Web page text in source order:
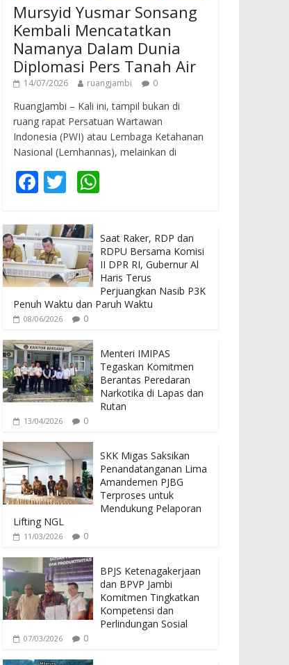
Mursyid Yusmar Sonsang
Kembali Mencatatkan
Namanya Dalam Dunia
Diplomasi Pers Tanah Air
14/07/2026 ruangjambi 0
RuangJambi – Kali ini, tampil bukan di
ruang rapat Persatuan Wartawan
Indonesia (PWI) atau Lembaga Ketahanan
Nasional (Lemhannas), melainkan di
F
e
b
o
o
k
T
itt
er s
A
p
p
Saat Raker, RDP dan
RDPU Bersama Komisi
II DPR RI, Gubernur Al
Haris Terus
Perjuangkan Nasib P3K
Penuh Waktu dan Paruh Waktu
08/06/2026 0
Menteri IMIPAS
Tegaskan Komitmen
Berantas Peredaran
Narkotika di Lapas dan
Rutan
13/04/2026 0
SKK Migas Saksikan
Penandatanganan Lima
Amandemen PJBG
Terproses untuk
Mendukung Pelaporan
Lifting NGL
11/03/2026 0
BPJS Ketenagakerjaan
dan BPVP Jambi
Komitmen Tingkatkan
Kompetensi dan
Perlindungan Sosial
07/03/2026 0